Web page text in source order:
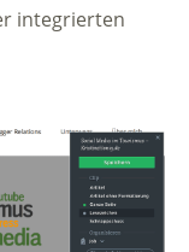
integrierten